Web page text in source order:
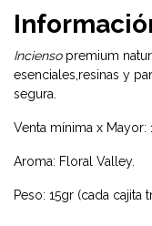
Inciensopremium
esenciales,resinas y
segura.
Venta mínima x Mayor:
Aroma: Floral Valley.
Peso: 15gr (cada cajita